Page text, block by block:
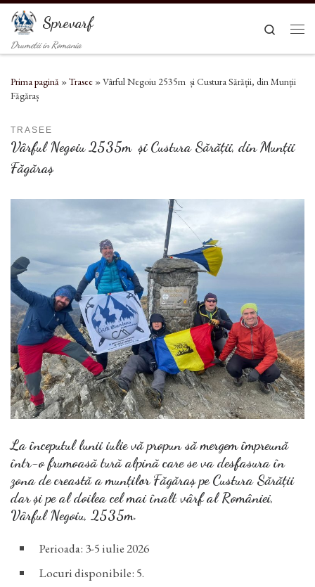
Sari la conținut
Sprevarf
Drumetii in Romania
Search
Prima pagină »Trasee »Vârful Negoiu 2535m și Custura Sărății, din Munții
Făgăraș
TRASEE
Vârful Negoiu 2535m și Custura Sărății, din Munții
Făgăraș
La începutul lunii iulie vă propun să mergem împreună
într-o frumoasă tură alpină care se va desfasura în
zona de creastă a munților Făgăraș pe Custura Sărății
dar și pe al doilea cel mai înalt vârf al României,
Vârful Negoiu, 2535m.
Perioada: 3-5 iulie 2026
Locuri disponibile: 5.